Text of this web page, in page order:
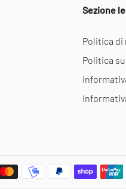
Sezione
Politica di
Politica